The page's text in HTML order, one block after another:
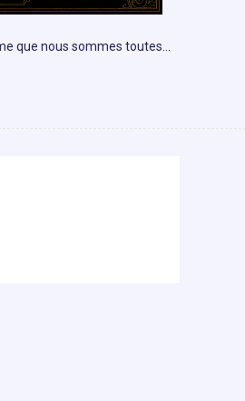
que nous sommes toutes…